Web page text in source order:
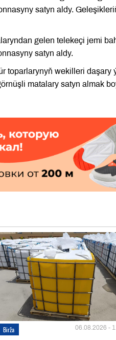
satyn aldy.
gelen telekeçi jemi
satyn aldy.
toparlarynyň wekilleri daşary
matalary satyn almak
Birža 06.08.2026 -